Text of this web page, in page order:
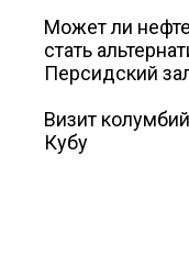
Может ли
стать
Персидский
Визит
Кубу